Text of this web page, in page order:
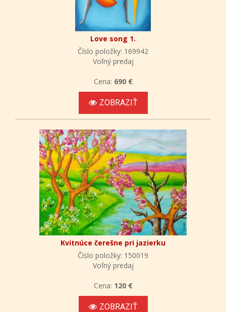
Love song 1.
Číslo položky: 169942
Voľný predaj
Cena: 690 €
ZOBRAZIŤ
Kvitnúce čerešne pri jazierku
Číslo položky: 150019
Voľný predaj
Cena: 120 €
ZOBRAZIŤ